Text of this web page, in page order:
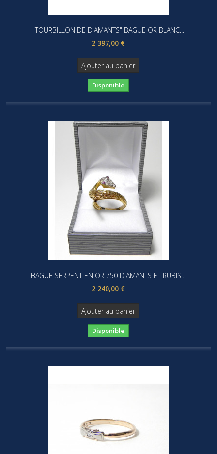
"TOURBILLON DE DIAMANTS" BAGUE OR BLANC...
2 397,00 €
Ajouter au panier
Disponible
BAGUE SERPENT EN OR 750 DIAMANTS ET RUBIS...
2 240,00 €
Ajouter au panier
Disponible